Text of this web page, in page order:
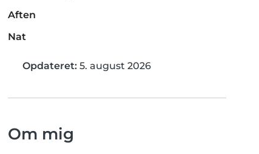
Aften
Nat
Opdateret: 5. august 2026
Om mig